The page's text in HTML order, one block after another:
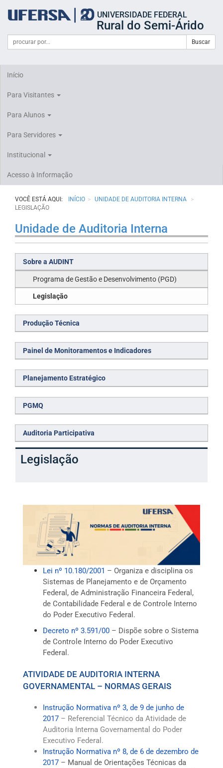
portal
UFERSA
UNIVERSIDADE FEDERAL
Rural do Semi-Árido
Formulário
Busca
Campo
de
Buscar
Início
Para Visitantes
Para Alunos
Para Servidores
Institucional
Acesso à Informação
VOCÊ ESTÁ AQUI: INÍCIO
UNIDADE DE AUDITORIA INTERNA
LEGISLAÇÃO
Unidade de Auditoria Interna
Sobre a AUDINT
Programa de Gestão e Desenvolvimento (PGD)
Legislação
Produção Técnica
Painel de Monitoramentos e Indicadores
Planejamento Estratégico
PGMQ
Auditoria Participativa
Legislação
Lei nº 10.180/2001 – Organiza e disciplina os
Sistemas de Planejamento e de Orçamento
Federal, de Administração Financeira Federal,
de Contabilidade Federal e de Controle Interno
do Poder Executivo Federal.
Decreto nº 3.591/00 – Dispõe sobre o Sistema
de Controle Interno do Poder Executivo
Federal.
ATIVIDADE DE AUDITORIA INTERNA
GOVERNAMENTAL – NORMAS GERAIS
Instrução Normativa nº 3, de 9 de junho de
2017 – Referencial Técnico da Atividade de
Auditoria Interna Governamental do Poder
Executivo Federal.
Instrução Normativa nº 8, de 6 de dezembro de
2017 – Manual de Orientações Técnicas da